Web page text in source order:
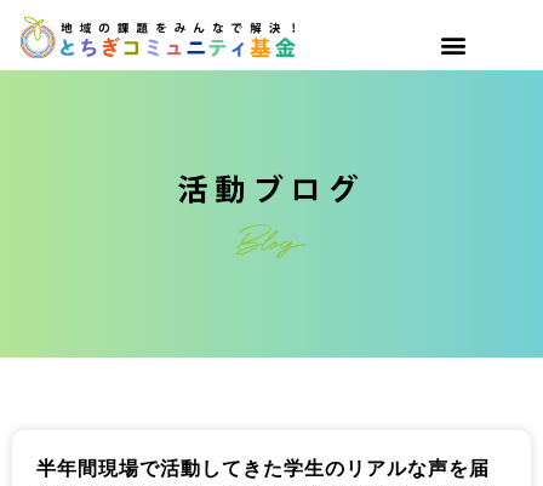
半年間現場で活動してきた学生のリアルな声を届